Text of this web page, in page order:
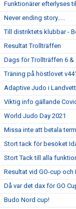
Funktionärer efterlyses
Never ending story.....
Till distriktets klubbar -
Resultat Trollträffen
Dags för Trollträffen 6 &
Träning på höstlovet
Adaptive Judo i
Viktig info gällande
World Judo Day 2021
Missa inte att betala
Stort tack för besöket
Stort Tack till alla
Resultat vid GO-cup och
Då var det dax för GO
Budo Nord cup!